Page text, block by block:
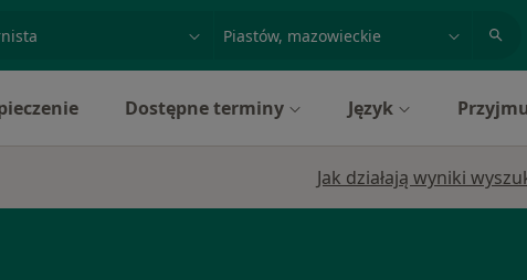
miasto lub dzielnica
Dostępne terminy Język
Jak działają wyniki